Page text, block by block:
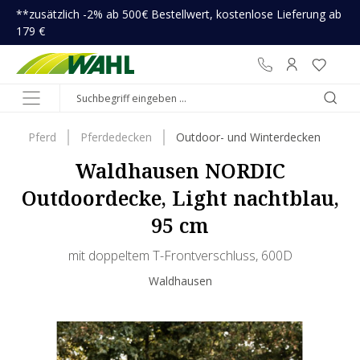
springen
**zusätzlich -2% ab 500€ Bestellwert, kostenlose Lieferung ab
179 €
Pferd Pferdedecken Outdoor- und Winterdecken
Waldhausen NORDIC
Outdoordecke, Light nachtblau,
95 cm
mit doppeltem T-Frontverschluss, 600D
Waldhausen